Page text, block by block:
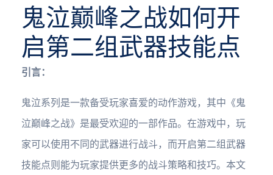
鬼泣巅峰之战如何开
启第二组武器技能点
引言：
鬼泣系列是一款备受玩家喜爱的动作游戏，其中《鬼
泣巅峰之战》是最受欢迎的一部作品。在游戏中，玩
家可以使用不同的武器进行战斗，而开启第二组武器
技能点则能为玩家提供更多的战斗策略和技巧。本文